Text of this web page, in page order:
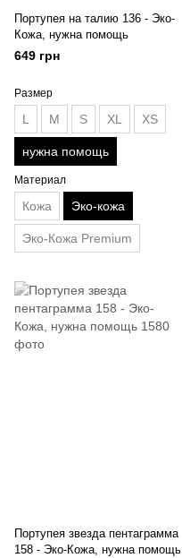
Портупея на талию 136 - Эко-
Кожа, нужна помощь
649 грн
Размер
L M S XL XS
нужна помощь
Материал
Кожа Эко-кожа
Эко-Кожа Premium
Портупея звезда пентаграмма
158 - Эко-Кожа, нужна помощь